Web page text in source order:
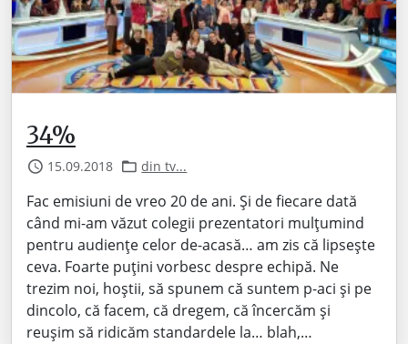
34%
15.09.2018 din tv...
Fac emisiuni de vreo 20 de ani. Și de fiecare dată
când mi-am văzut colegii prezentatori mulțumind
pentru audiențe celor de-acasă… am zis că lipsește
ceva. Foarte puțini vorbesc despre echipă. Ne
trezim noi, hoștii, să spunem că suntem p-aci și pe
dincolo, că facem, că dregem, că încercăm și
reușim să ridicăm standardele la… blah,…